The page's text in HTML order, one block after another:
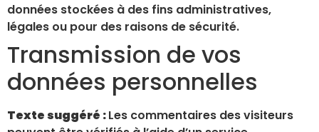
données stockées à des fins administratives,
légales ou pour des raisons de sécurité.
Transmission de vos
données personnelles
Texte suggéré :Les commentaires des visiteurs